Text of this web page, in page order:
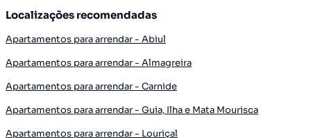
Localizações recomendadas
Apartamentos para arrendar - Abiul
Apartamentos para arrendar - Almagreira
Apartamentos para arrendar - Carnide
Apartamentos para arrendar - Guia, Ilha e Mata Mourisca
Apartamentos para arrendar - Louriçal